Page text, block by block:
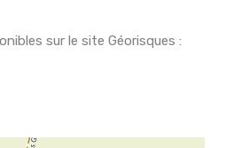
sur le site Géorisques :